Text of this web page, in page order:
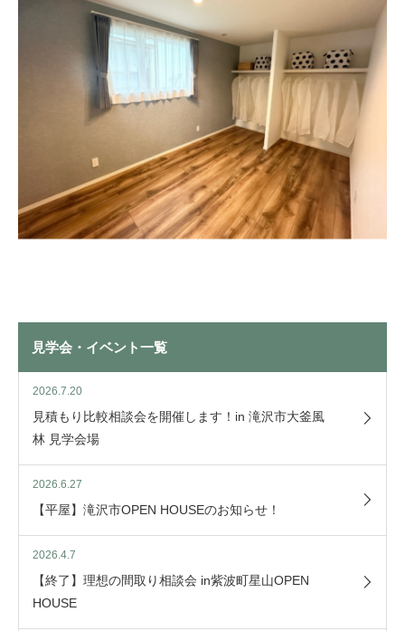
見学会・イベント一覧
2026.7.20
見積もり比較相談会を開催します！in 滝沢市大釜風
林 見学会場
2026.6.27
【平屋】滝沢市OPEN HOUSEのお知らせ！
2026.4.7
【終了】理想の間取り相談会 in紫波町星山OPEN
HOUSE